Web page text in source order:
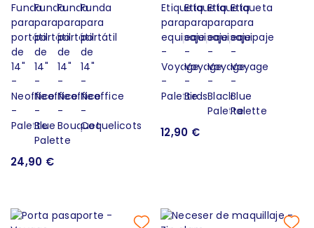
24,90 €
12,90 €